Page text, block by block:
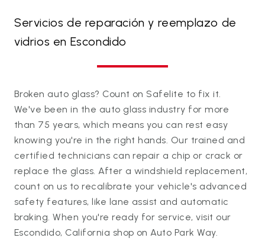
Servicios de reparación y reemplazo de
vidrios en Escondido
Broken auto glass? Count on Safelite to fix it.
We've been in the auto glass industry for more
than 75 years, which means you can rest easy
knowing you're in the right hands. Our trained and
certified technicians can repair a chip or crack or
replace the glass. After a windshield replacement,
count on us to recalibrate your vehicle's advanced
safety features, like lane assist and automatic
braking. When you're ready for service, visit our
Escondido, California shop on Auto Park Way.